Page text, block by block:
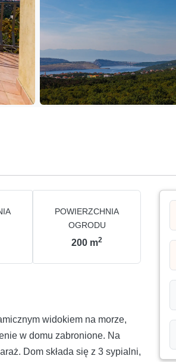
POWIERZCHNIA
OGRODU
200 m2
widokiem na morze,
w domu zabronione. Na
Dom składa się z 3 sypialni,